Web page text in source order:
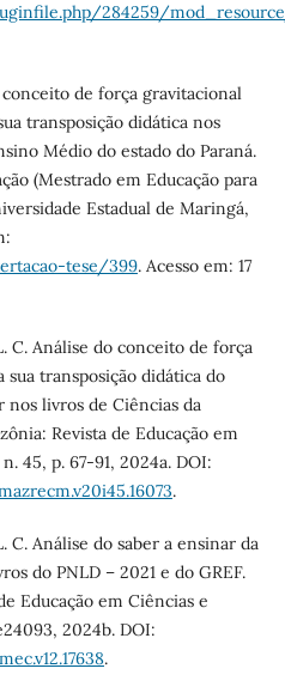
284259/
de força gravitacional
transposição didática nos
Médio do estado do Paraná.
(Mestrado em Educação para
Estadual de Maringá,
tese/399. Acesso em: 17
C. Análise do conceito de força
transposição didática do
nos livros de Ciências da
Revista de Educação em
45, p. 67-91, 2024a. DOI:
.
C. Análise do saber a ensinar da
do PNLD – 2021 e do GREF.
Educação em Ciências e
2024b. DOI:
.